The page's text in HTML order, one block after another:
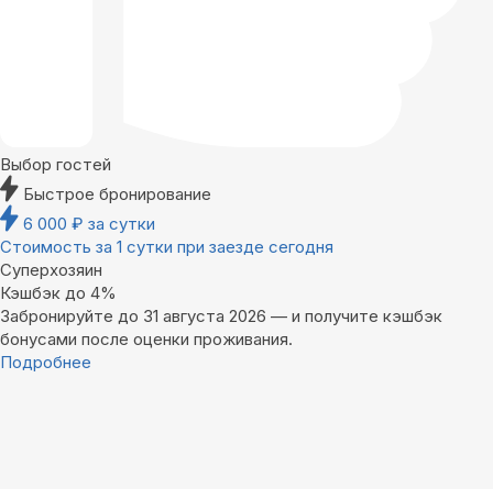
Выбор гостей
Быстрое бронирование
6 000 ₽ за сутки
Стоимость за 1 сутки при заезде сегодня
Суперхозяин
Кэшбэк до 4%
Забронируйте до 31 августа 2026 — и получите кэшбэк
бонусами после оценки проживания.
Подробнее